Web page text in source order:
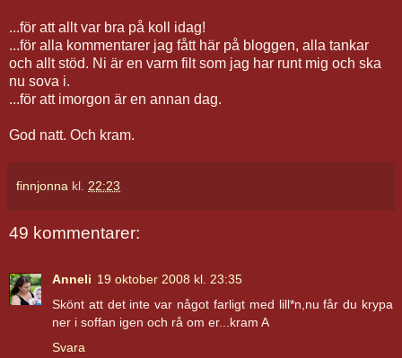
...för att allt var bra på koll idag!
...för alla kommentarer jag fått här på bloggen, alla tankar
och allt stöd. Ni är en varm filt som jag har runt mig och ska
nu sova i.
...för att imorgon är en annan dag.
God natt. Och kram.
finnjonna kl. 22:23
49 kommentarer:
Anneli 19 oktober 2008 kl. 23:35
Skönt att det inte var något farligt med lill*n,nu får du krypa
ner i soffan igen och rå om er...kram A
Svara